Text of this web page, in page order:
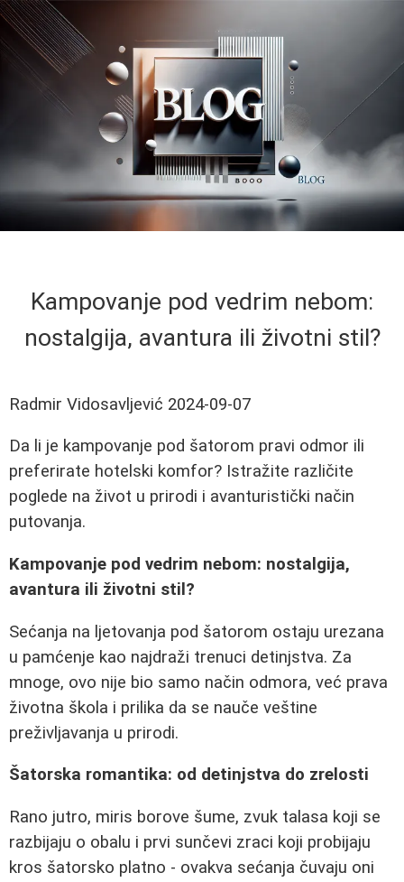
Kampovanje pod vedrim nebom:
nostalgija, avantura ili životni stil?
Radmir Vidosavljević 2024-09-07
Da li je kampovanje pod šatorom pravi odmor ili
preferirate hotelski komfor? Istražite različite
poglede na život u prirodi i avanturistički način
putovanja.
Kampovanje pod vedrim nebom: nostalgija,
avantura ili životni stil?
Sećanja na ljetovanja pod šatorom ostaju urezana
u pamćenje kao najdraži trenuci detinjstva. Za
mnoge, ovo nije bio samo način odmora, već prava
životna škola i prilika da se nauče veštine
preživljavanja u prirodi.
Šatorska romantika: od detinjstva do zrelosti
Rano jutro, miris borove šume, zvuk talasa koji se
razbijaju o obalu i prvi sunčevi zraci koji probijaju
kros šatorsko platno - ovakva sećanja čuvaju oni